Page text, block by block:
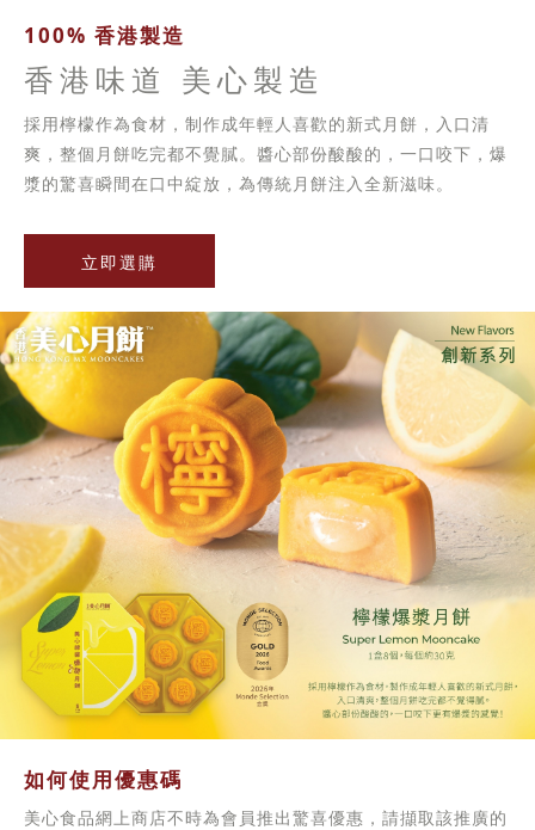
100% 香港製造
香港味道 美心製造
採用檸檬作為食材，制作成年輕人喜歡的新式月餅，入口清
爽，整個月餅吃完都不覺膩。醬心部份酸酸的，一口咬下，爆
漿的驚喜瞬間在口中綻放，為傳統月餅注入全新滋味。
立即選購
如何使用優惠碼
美心食品網上商店不時為會員推出驚喜優惠，請擷取該推廣的